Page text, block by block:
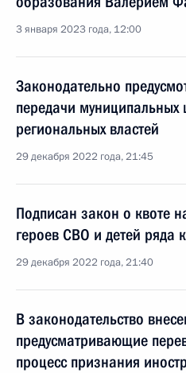
3 января 2023 года, 12:00
Законодательно
передачи муниципальных
региональных властей
29 декабря 2022 года, 21:45
Подписан закон о квоте
героев СВО и детей ряда
29 декабря 2022 года, 21:40
В законодательство
предусматривающие
процесс признания